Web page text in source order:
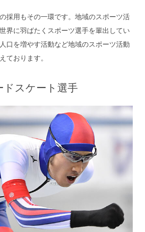
採用もその一環です。地域のスポーツ活
界に羽ばたくスポーツ選手を輩出してい
口を増やす活動など地域のスポーツ活動
ております。
ドスケート選手